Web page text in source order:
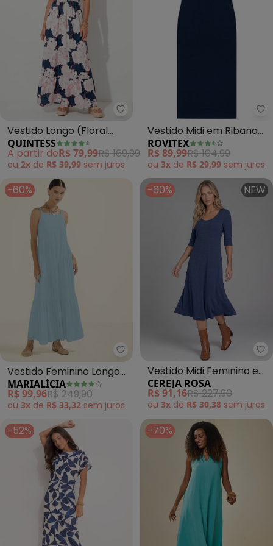
Quintess - Vestido Longo
Vestido Longo (Floral
Azul) com Alças e
Babado
QUINTESS
A partir deR$ 79,99R$ 169,99
ou 2x de R$ 39,99 sem juros
Vestido Midi em Ribana
Canelada (Azul)
ROVITEX
R$ 89,99R$ 104,99
ou 3x de R$ 29,99 sem juros
-60%
Marialícia - Vestido Feminino
Vestido Feminino Longo
com Franzidos (Azul)
MARIALÍCIA
R$ 99,96R$ 249,90
ou 3x de R$ 33,32 sem juros
-60% NEW
Vestido Midi Feminino em
Viscose Manga 3/4 (Azul)
CEREJA ROSA
R$ 91,16R$ 227,90
ou 3x de R$ 30,38 sem juros
-52% -70%